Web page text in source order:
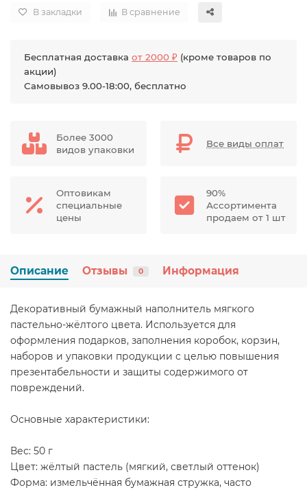
В закладки В сравнение
Бесплатная доставка от 2000 ₽ (кроме товаров по
акции)
Самовывоз 9.00-18:00, бесплатно
Более 3000
видов упаковки
Все виды оплат
Оптовикам
специальные
цены
90%
Ассортимента
продаем от 1 шт
Описание Отзывы 0 Информация
Декоративный бумажный наполнитель мягкого
пастельно-жёлтого цвета. Используется для
оформления подарков, заполнения коробок, корзин,
наборов и упаковки продукции с целью повышения
презентабельности и защиты содержимого от
повреждений.
Основные характеристики:
Вес: 50 г
Цвет: жёлтый пастель (мягкий, светлый оттенок)
Форма: измельчённая бумажная стружка, часто